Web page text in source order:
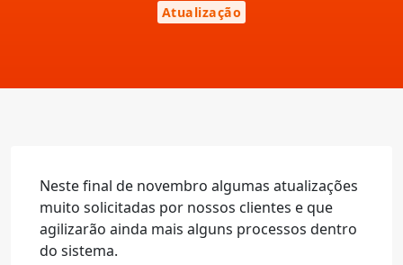
Atualização
Neste final de novembro algumas atualizações
muito solicitadas por nossos clientes e que
agilizarão ainda mais alguns processos dentro
do sistema.